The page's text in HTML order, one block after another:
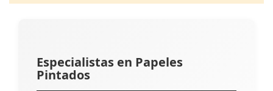
Especialistas en Papeles
Pintados